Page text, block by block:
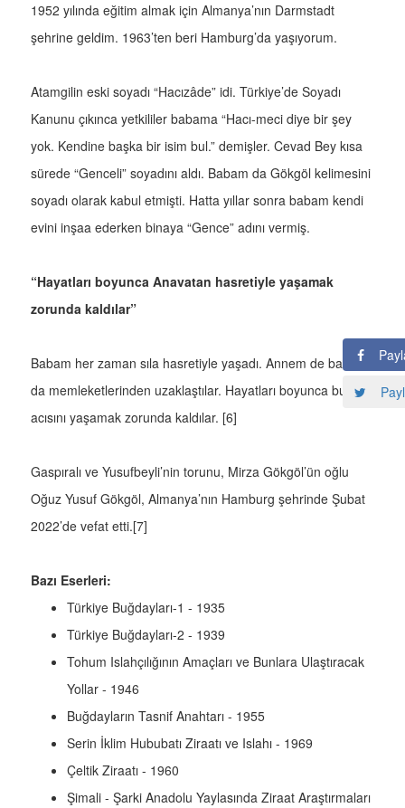
1952 yılında eğitim almak için Almanya’nın Darmstadt
şehrine geldim. 1963’ten beri Hamburg’da yaşıyorum.
Atamgilin eski soyadı “Hacızâde” idi. Türkiye’de Soyadı
Kanunu çıkınca yetkililer babama “Hacı-meci diye bir şey
yok. Kendine başka bir isim bul.” demişler. Cevad Bey kısa
sürede “Genceli” soyadını aldı. Babam da Gökgöl kelimesini
soyadı olarak kabul etmişti. Hatta yıllar sonra babam kendi
evini inşaa ederken binaya “Gence” adını vermiş.
“Hayatları boyunca Anavatan hasretiyle yaşamak
zorunda kaldılar”
Babam her zaman sıla hasretiyle yaşadı. Annem de babam
da memleketlerinden uzaklaştılar. Hayatları boyunca bunun
acısını yaşamak zorunda kaldılar. [6]
Gaspıralı ve Yusufbeyli’nin torunu, Mirza Gökgöl’ün oğlu
Oğuz Yusuf Gökgöl, Almanya’nın Hamburg şehrinde Şubat
2022’de vefat etti.[7]
Bazı Eserleri:
Türkiye Buğdayları-1 - 1935
Türkiye Buğdayları-2 - 1939
Tohum Islahçılığının Amaçları ve Bunlara Ulaştıracak
Yollar - 1946
Buğdayların Tasnif Anahtarı - 1955
Serin İklim Hububatı Ziraatı ve Islahı - 1969
Çeltik Ziraatı - 1960
Şimali - Şarki Anadolu Yaylasında Ziraat Araştırmaları